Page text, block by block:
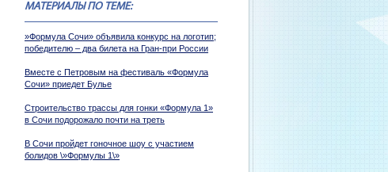
МАТЕРИАЛЫ ПО ТЕМЕ:
»Формула Сочи» объявила конкурс на логотип;
победителю – два билета на Гран-при России
Вместе с Петровым на фестиваль «Формула
Сочи» приедет Булье
Строительство трассы для гонки «Формула 1»
в Сочи подорожало почти на треть
В Сочи пройдет гоночное шоу с участием
болидов \»Формулы 1\»